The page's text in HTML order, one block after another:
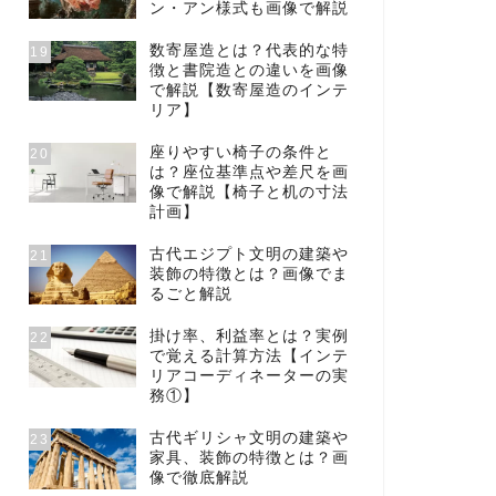
ン・アン様式も画像で解説
19
数寄屋造とは？代表的な特
徴と書院造との違いを画像
で解説【数寄屋造のインテ
リア】
20
座りやすい椅子の条件と
は？座位基準点や差尺を画
像で解説【椅子と机の寸法
計画】
21
古代エジプト文明の建築や
装飾の特徴とは？画像でま
るごと解説
22
掛け率、利益率とは？実例
で覚える計算方法【インテ
リアコーディネーターの実
務①】
23
古代ギリシャ文明の建築や
家具、装飾の特徴とは？画
像で徹底解説